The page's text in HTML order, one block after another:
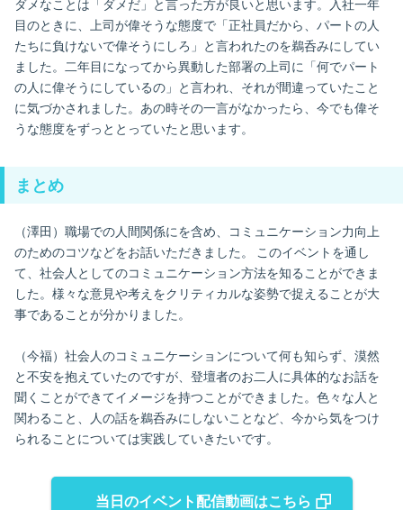
ダメなことは「ダメだ」と言った方が良いと思います。入社一年
目のときに、上司が偉そうな態度で「正社員だから、パートの人
たちに負けないで偉そうにしろ」と言われたのを鵜呑みにしてい
ました。二年目になってから異動した部署の上司に「何でパート
の人に偉そうにしているの」と言われ、それが間違っていたこと
に気づかされました。あの時その一言がなかったら、今でも偉そ
うな態度をずっととっていたと思います。
まとめ
（澤田）職場での人間関係にを含め、コミュニケーション力向上
のためのコツなどをお話いただきました。 このイベントを通し
て、社会人としてのコミュニケーション方法を知ることができま
した。様々な意見や考えをクリティカルな姿勢で捉えることが大
事であることが分かりました。
（今福）社会人のコミュニケーションについて何も知らず、漠然
と不安を抱えていたのですが、登壇者のお二人に具体的なお話を
聞くことができてイメージを持つことができました。色々な人と
関わること、人の話を鵜呑みにしないことなど、今から気をつけ
られることについては実践していきたいです。
当日のイベント配信動画はこちら